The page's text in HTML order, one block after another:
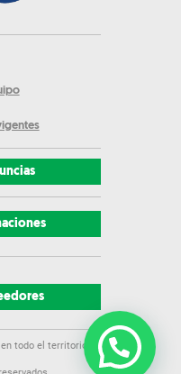
todo el territorio |